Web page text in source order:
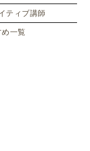
ティブ講師
一覧